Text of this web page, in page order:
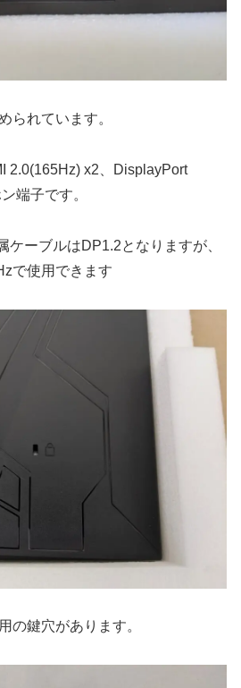
られています。
2.0(165Hz) x2、DisplayPort
端子です。
ーブルはDP1.2となりますが、
で使用できます
の鍵穴があります。